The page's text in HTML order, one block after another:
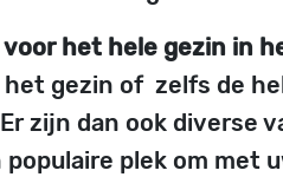
het hele gezin in
gezin of zelfs de
zijn dan ook diverse
plek om met